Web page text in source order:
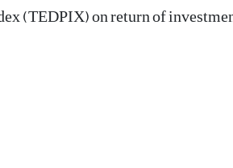
(TEDPIX) on return of